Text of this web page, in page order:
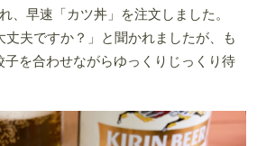
、早速「カツ丼」を注文しました。
丈夫ですか？」と聞かれましたが、も
子を合わせながらゆっくりじっくり待